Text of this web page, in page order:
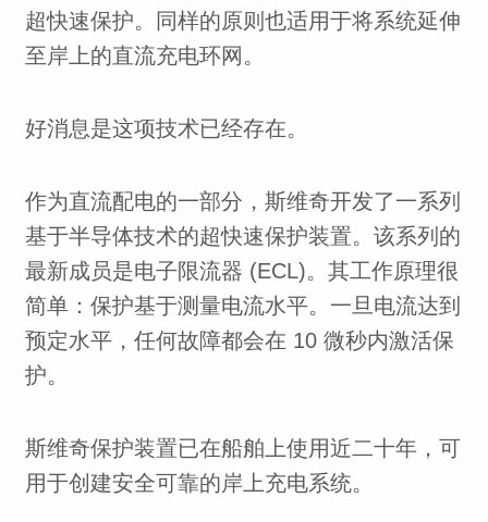
超快速保护。同样的原则也适用于将系统延伸
至岸上的直流充电环网。
好消息是这项技术已经存在。
作为直流配电的一部分，斯维奇开发了一系列
基于半导体技术的超快速保护装置。该系列的
最新成员是电子限流器 (ECL)。其工作原理很
简单：保护基于测量电流水平。一旦电流达到
预定水平，任何故障都会在 10 微秒内激活保
护。
斯维奇保护装置已在船舶上使用近二十年，可
用于创建安全可靠的岸上充电系统。